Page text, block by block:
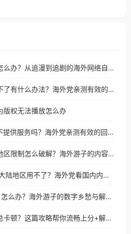
飒漫画国外打不开怎么办？从追漫到追剧的海外网络自由之路
哔哩哔哩在国外看不了有什么办法？海外党亲测有效的回国加速解决方案
版权无法播放怎么办
韩剧tv对所在地区不提供服务吗？海外党亲测有效的回国加速解决方案
酷匠阅读在海外有地区限制怎么破解？海外游子的内容归乡路
韩剧TV会员非中国大陆地区用不了？海外党看国内内容的加速器选择指南
Blued在韩国用不了怎么办？海外游子的数字乡愁与解决方案
在国外玩高能英雄总卡顿？这篇攻略帮你流畅上分+解锁国内影音自由